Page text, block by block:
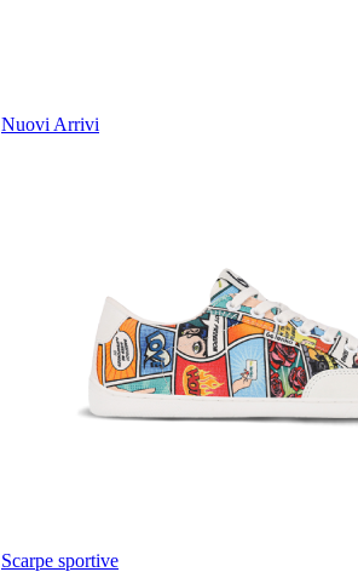
Nuovi Arrivi
Scarpe sportive